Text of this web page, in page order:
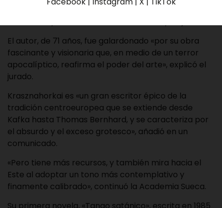
explorar en su obra temas como el pasado
El autor, de 71 años, fue galardonado «por su obra
fascinante y visionaria que, en medio de un terror
apocalíptico, reafirma el poder del arte», explicó el
jurado.
Krasznahorkai es «un gran escritor épico de la
tradición centroeuropea que se extiende desde
Kafka hasta Thomas Bernhard, y se caracteriza por
el absurdo y el exceso grotesco», añadió en un
comunicado.
«Pero tiene más recursos, y también mira hacia el
Este al adoptar un tono más contemplativo y
finamente calibrado», continuó la Academia Sueca.